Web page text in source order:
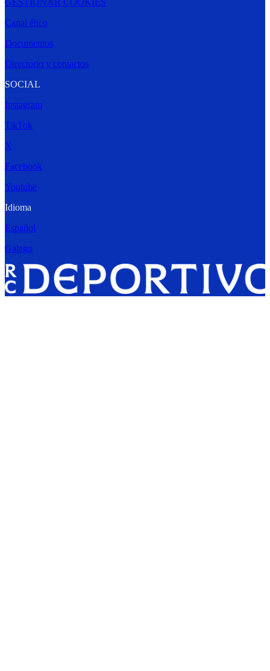
Canal ético
Documentos
Directorio y contactos
SOCIAL
Instagram
TikTok
X
Facebook
Youtube
Idioma
Español
Galego